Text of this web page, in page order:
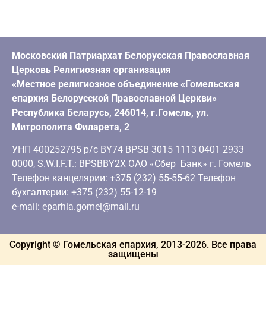
Московский Патриархат Белорусская Православная
Церковь Религиозная организация
«Местное религиозное объединение «Гомельская
епархия Белорусской Православной Церкви»
Республика Беларусь, 246014, г.Гомель, ул.
Митрополита Филарета, 2
УНП 400252795 р/с BY74 BPSB 3015 1113 0401 2933
0000, S.W.I.F.T.: BPSBBY2X ОАО «Сбер Банк» г. Гомель
Телефон канцелярии: +375 (232) 55-55-62 Телефон
бухгалтерии: +375 (232) 55-12-19
e-mail: eparhia.gomel@mail.ru
Copyright © Гомельская епархия, 2013-2026. Все права
защищены